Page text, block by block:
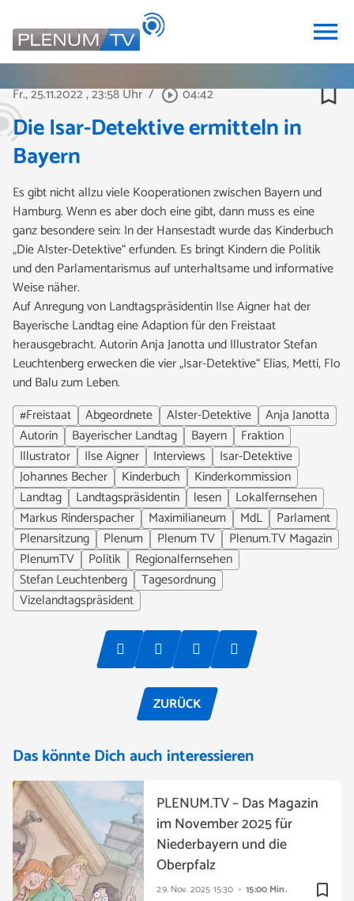
menu
Fr., 25.11.2022, 23:58 Uhr / play_circle_outline04:42 bookmark_border
Die Isar-Detektive ermitteln in
Bayern
Es gibt nicht allzu viele Kooperationen zwischen Bayern und
Hamburg. Wenn es aber doch eine gibt, dann muss es eine
ganz besondere sein: In der Hansestadt wurde das Kinderbuch
„Die Alster-Detektive“ erfunden. Es bringt Kindern die Politik
und den Parlamentarismus auf unterhaltsame und informative
Weise näher.
Auf Anregung von Landtagspräsidentin Ilse Aigner hat der
Bayerische Landtag eine Adaption für den Freistaat
herausgebracht. Autorin Anja Janotta und Illustrator Stefan
Leuchtenberg erwecken die vier „Isar-Detektive“ Elias, Metti, Flo
und Balu zum Leben.
#Freistaat
Abgeordnete Alster-Detektive
Anja Janotta
Autorin
Bayerischer Landtag Bayern
Fraktion
Illustrator
Ilse Aigner Interviews
Isar-Detektive
Johannes Becher
Kinderbuch
Kinderkommission
Landtag
Landtagspräsidentin lesen
Lokalfernsehen
Markus Rinderspacher
Maximilianeum MdL
Parlament
Plenarsitzung
Plenum Plenum TV
Plenum.TV Magazin
PlenumTV
Politik
Regionalfernsehen
Stefan Leuchtenberg
Tagesordnung
Vizelandtagspräsident
ZURÜCK
Das könnte Dich auch interessieren
bookmark_border
29. Nov. 2025 15:30 15:00 Min.
PLENUM.TV – Das Magazin
im November 2025 für
Niederbayern und die
Oberpfalz